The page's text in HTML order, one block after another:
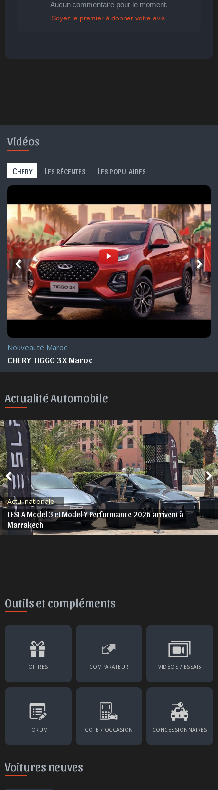
Aucun commentaire pour le moment.
Soyez le premier à donner votre avis.
Vidéos
CHERY L ES RÉCENTES L ES POPULAIRES
Nouveauté Maroc
CHERY TIGGO 3X Maroc
Actualité Automobile
Actu. nationale
TESLA Model 3 et Model Y Performance 2026 arrivent à
Marrakech
Outils et compléments
OFFRES COMPARATEUR VIDÉOS / ESSAIS
FORUM COTE / OCCASION CONCESSIONNAIRES
Voitures neuves